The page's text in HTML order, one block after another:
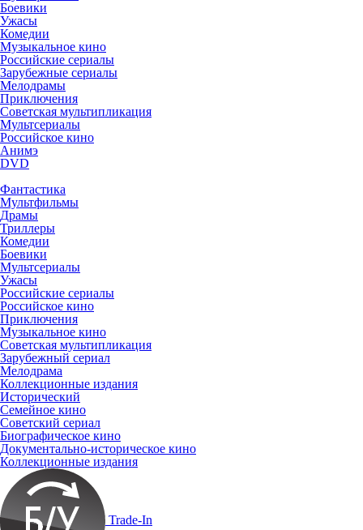
Боевики
Ужасы
Комедии
Музыкальное кино
Российские сериалы
Зарубежные сериалы
Мелодрамы
Приключения
Советская мультипликация
Мультсериалы
Российское кино
Анимэ
DVD
Фантастика
Мультфильмы
Драмы
Триллеры
Комедии
Боевики
Мультсериалы
Ужасы
Российские сериалы
Российское кино
Приключения
Музыкальное кино
Советская мультипликация
Зарубежный сериал
Мелодрама
Коллекционные издания
Исторический
Семейное кино
Советский сериал
Биографическое кино
Документально-историческое кино
Коллекционные издания
Trade-In